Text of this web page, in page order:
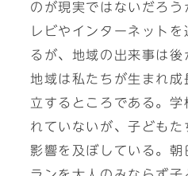
のが現実ではないだろ
レビやインターネット
るが、地域の出来事は後
地域は私たちが生まれ
立するところである。
れていないが、子ども
影響を及ぼしている。